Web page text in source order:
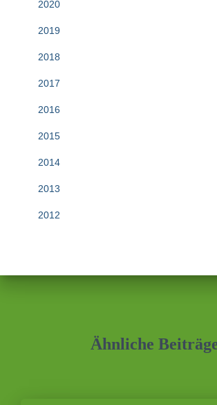
2020
2019
2018
2017
2016
2015
2014
2013
2012
Ähnliche